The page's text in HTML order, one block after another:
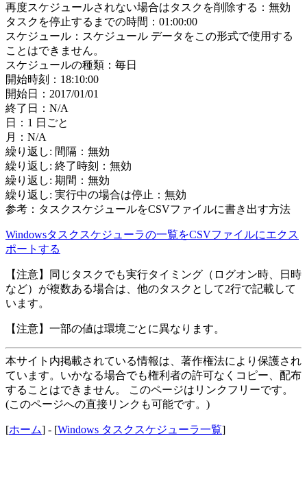
再度スケジュールされない場合はタスクを削除する：無効
タスクを停止するまでの時間：01:00:00
スケジュール：スケジュール データをこの形式で使用する
ことはできません。
スケジュールの種類：毎日
開始時刻：18:10:00
開始日：2017/01/01
終了日：N/A
日：1 日ごと
月：N/A
繰り返し: 間隔：無効
繰り返し: 終了時刻：無効
繰り返し: 期間：無効
繰り返し: 実行中の場合は停止：無効
参考：タスクスケジュールをCSVファイルに書き出す方法
Windowsタスクスケジューラの一覧をCSVファイルにエクス
ポートする
【注意】同じタスクでも実行タイミング（ログオン時、日時
など）が複数ある場合は、他のタスクとして2行で記載して
います。
【注意】一部の値は環境ごとに異なります。
本サイト内掲載されている情報は、著作権法により保護され
ています。いかなる場合でも権利者の許可なくコピー、配布
することはできません。 このページはリンクフリーです。
(このページへの直接リンクも可能です。)
[ホーム] - [Windows タスクスケジューラ一覧]